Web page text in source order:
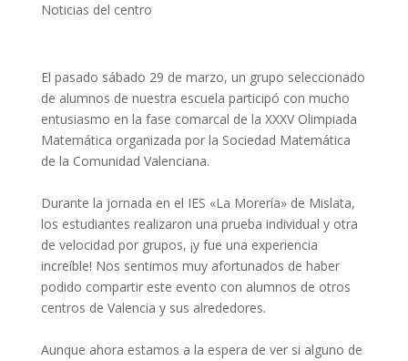
Noticias del centro
El pasado sábado 29 de marzo, un grupo seleccionado
de alumnos de nuestra escuela participó con mucho
entusiasmo en la fase comarcal de la XXXV Olimpiada
Matemática organizada por la Sociedad Matemática
de la Comunidad Valenciana.
Durante la jornada en el IES «La Morería» de Mislata,
los estudiantes realizaron una prueba individual y otra
de velocidad por grupos, ¡y fue una experiencia
increíble! Nos sentimos muy afortunados de haber
podido compartir este evento con alumnos de otros
centros de Valencia y sus alrededores.
Aunque ahora estamos a la espera de ver si alguno de